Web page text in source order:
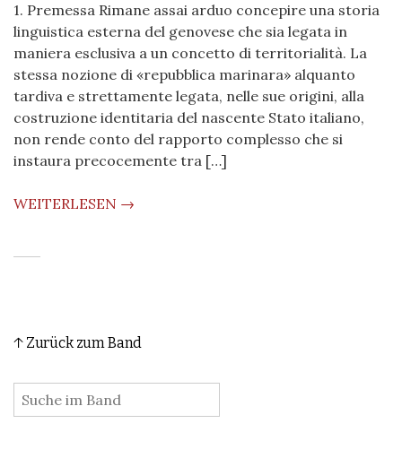
1. Premessa Rimane assai arduo concepire una storia
linguistica esterna del genovese che sia legata in
maniera esclusiva a un concetto di territorialità. La
stessa nozione di «repubblica marinara» alquanto
tardiva e strettamente legata, nelle sue origini, alla
costruzione identitaria del nascente Stato italiano,
non rende conto del rapporto complesso che si
instaura precocemente tra […]
WEITERLESEN →
↑ Zurück zum Band
: